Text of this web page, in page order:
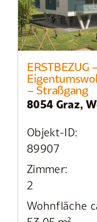
– Straßgang
8054 Graz,
Objekt-ID:
89907
Zimmer:
2
Wohnfläche